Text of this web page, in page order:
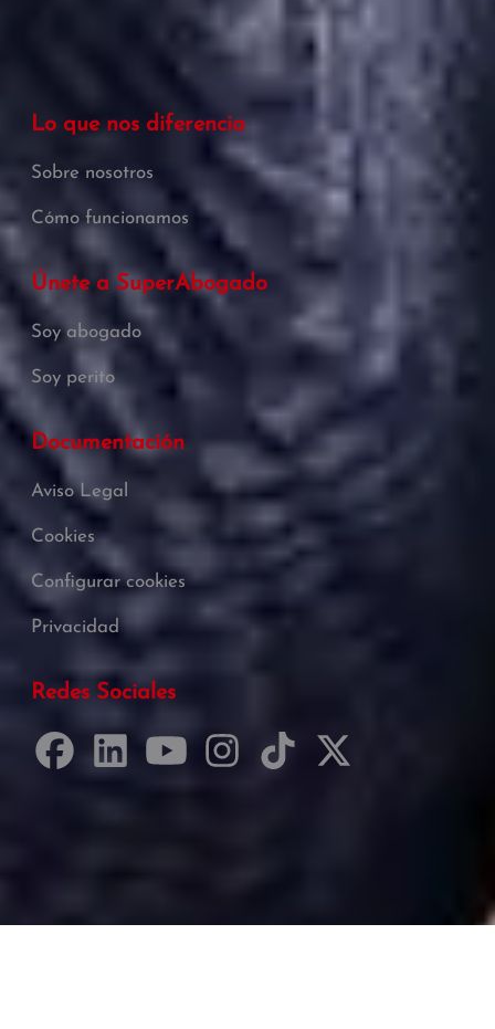
Lo que nos diferencia
Sobre nosotros
Cómo funcionamos
Únete a SuperAbogado
Soy abogado
Soy perito
Documentación
Aviso Legal
Cookies
Configurar cookies
Privacidad
Redes Sociales